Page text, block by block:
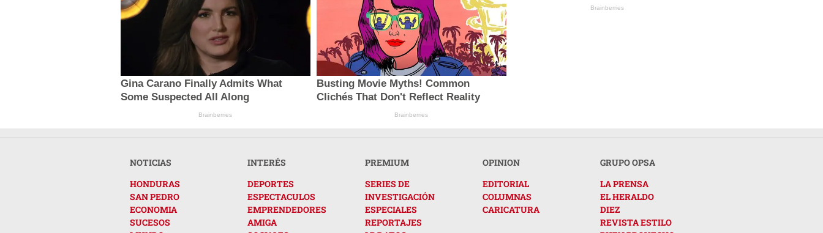
Gina Carano Finally Admits What
Some Suspected All Along
Brainberries
Busting Movie Myths! Common
Clichés That Don't Reflect Reality
Brainberries
Brainberries
NOTICIAS
HONDURAS
SAN PEDRO
ECONOMIA
SUCESOS
INTERÉS
DEPORTES
ESPECTACULOS
EMPRENDEDORES
AMIGA
PREMIUM
SERIES DE
INVESTIGACIÓN
ESPECIALES
REPORTAJES
OPINION
EDITORIAL
COLUMNAS
CARICATURA
GRUPO OPSA
LA PRENSA
EL HERALDO
DIEZ
REVISTA ESTILO